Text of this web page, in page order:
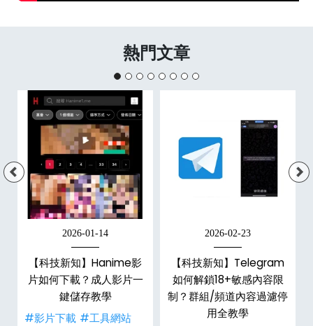
熱門文章
2026-01-14
【科技新知】Hanime影
片如何下載？成人影片一
鍵儲存教學
#影片下載 #工具網站
2026-02-23
【科技新知】Telegram
如何解鎖18+敏感內容限
制？群組/頻道內容過濾停
用全教學